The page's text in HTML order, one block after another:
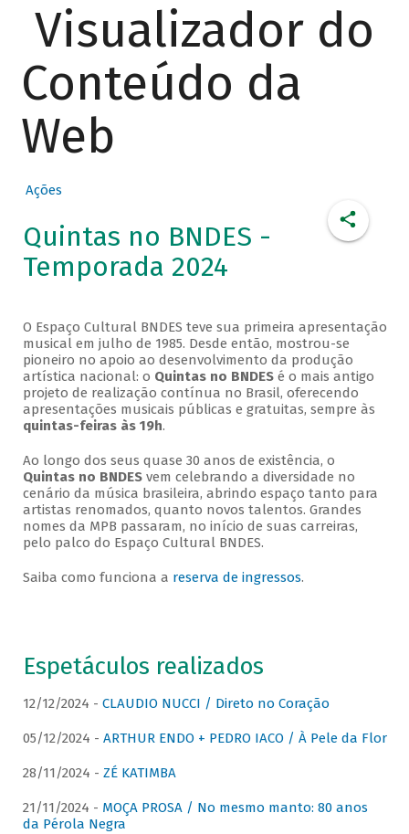
Visualizador do
Conteúdo da
Web
Ações
Quintas no BNDES -
Temporada 2024
O Espaço Cultural BNDES teve sua primeira apresentação
musical em julho de 1985. Desde então, mostrou-se
pioneiro no apoio ao desenvolvimento da produção
artística nacional: o Quintas no BNDESé o mais antigo
projeto de realização contínua no Brasil, oferecendo
apresentações musicais públicas e gratuitas, sempre às
quintas-feiras às 19h.
Ao longo dos seus quase 30 anos de existência, o
Quintas no BNDESvem celebrando a diversidade no
cenário da música brasileira, abrindo espaço tanto para
artistas renomados, quanto novos talentos. Grandes
nomes da MPB passaram, no início de suas carreiras,
pelo palco do Espaço Cultural BNDES.
Saiba como funciona a reserva de ingressos.
Espetáculos realizados
12/12/2024 - CLAUDIO NUCCI / Direto no Coração
05/12/2024 - ARTHUR ENDO + PEDRO IACO / À Pele da Flor
28/11/2024 - ZÉ KATIMBA
21/11/2024 - MOÇA PROSA / No mesmo manto: 80 anos
da Pérola Negra